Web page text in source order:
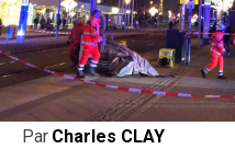
Par Charles CLAY